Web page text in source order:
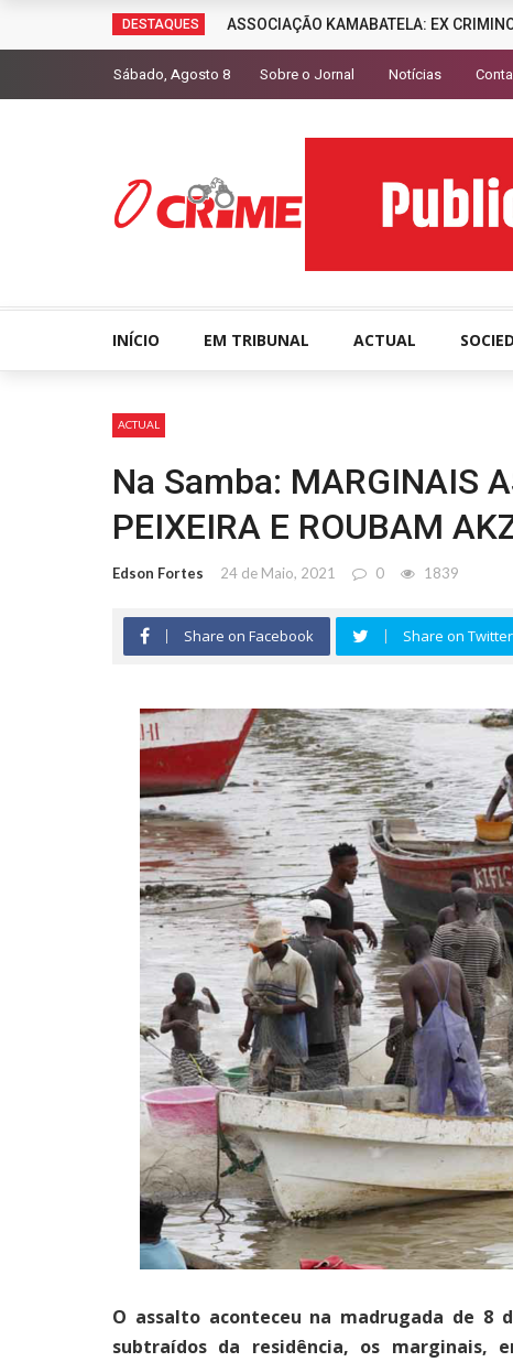
DESTAQUES ASSOCIAÇÃO KAMABATELA: EX
Sábado, Agosto 8 Sobre o Jornal Notícias
INÍCIO EM TRIBUNAL ACTUAL
ACTUAL
Na Samba: MARGINAIS
PEIXEIRA E ROUBAM
Edson Fortes 24 de Maio, 2021 0 1839
Share on Facebook Share on Twitter
O assalto aconteceu na madrugada de
subtraídos da residência, os marginais,